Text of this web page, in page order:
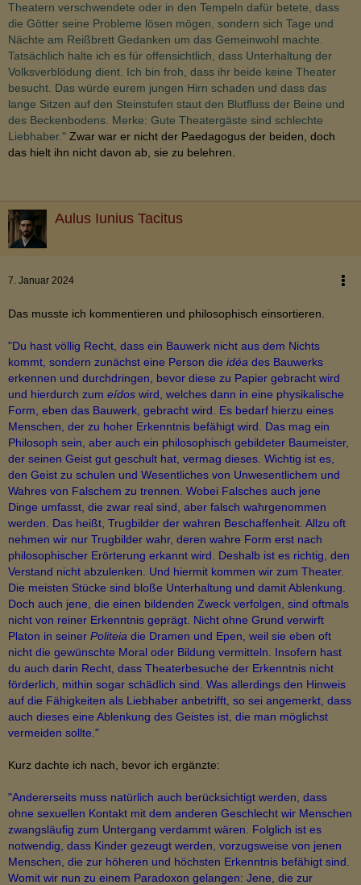
Theatern verschwendete oder in den Tempeln dafür betete, dass
die Götter seine Probleme lösen mögen, sondern sich Tage und
Nächte am Reißbrett Gedanken um das Gemeinwohl machte.
Tatsächlich halte ich es für offensichtlich, dass Unterhaltung der
Volksverblödung dient. Ich bin froh, dass ihr beide keine Theater
besucht. Das würde eurem jungen Hirn schaden und dass das
lange Sitzen auf den Steinstufen staut den Blutfluss der Beine und
des Beckenbodens. Merke: Gute Theatergäste sind schlechte
Liebhaber." Zwar war er nicht der Paedagogus der beiden, doch
das hielt ihn nicht davon ab, sie zu belehren.
Aulus Iunius Tacitus
7. Januar 2024
Das musste ich kommentieren und philosophisch einsortieren.
"Du hast völlig Recht, dass ein Bauwerk nicht aus dem Nichts
kommt, sondern zunächst eine Person die idéa des Bauwerks
erkennen und durchdringen, bevor diese zu Papier gebracht wird
und hierdurch zum eídos wird, welches dann in eine physikalische
Form, eben das Bauwerk, gebracht wird. Es bedarf hierzu eines
Menschen, der zu hoher Erkenntnis befähigt wird. Das mag ein
Philosoph sein, aber auch ein philosophisch gebildeter Baumeister,
der seinen Geist gut geschult hat, vermag dieses. Wichtig ist es,
den Geist zu schulen und Wesentliches von Unwesentlichem und
Wahres von Falschem zu trennen. Wobei Falsches auch jene
Dinge umfasst, die zwar real sind, aber falsch wahrgenommen
werden. Das heißt, Trugbilder der wahren Beschaffenheit. Allzu oft
nehmen wir nur Trugbilder wahr, deren wahre Form erst nach
philosophischer Erörterung erkannt wird. Deshalb ist es richtig, den
Verstand nicht abzulenken. Und hiermit kommen wir zum Theater.
Die meisten Stücke sind bloße Unterhaltung und damit Ablenkung.
Doch auch jene, die einen bildenden Zweck verfolgen, sind oftmals
nicht von reiner Erkenntnis geprägt. Nicht ohne Grund verwirft
Platon in seiner Politeia die Dramen und Epen, weil sie eben oft
nicht die gewünschte Moral oder Bildung vermitteln. Insofern hast
du auch darin Recht, dass Theaterbesuche der Erkenntnis nicht
förderlich, mithin sogar schädlich sind. Was allerdings den Hinweis
auf die Fähigkeiten als Liebhaber anbetrifft, so sei angemerkt, dass
auch dieses eine Ablenkung des Geistes ist, die man möglichst
vermeiden sollte."
Kurz dachte ich nach, bevor ich ergänzte:
"Andererseits muss natürlich auch berücksichtigt werden, dass
ohne sexuellen Kontakt mit dem anderen Geschlecht wir Menschen
zwangsläufig zum Untergang verdammt wären. Folglich ist es
notwendig, dass Kinder gezeugt werden, vorzugsweise von jenen
Menschen, die zur höheren und höchsten Erkenntnis befähigt sind.
Womit wir nun zu einem Paradoxon gelangen: Jene, die zur